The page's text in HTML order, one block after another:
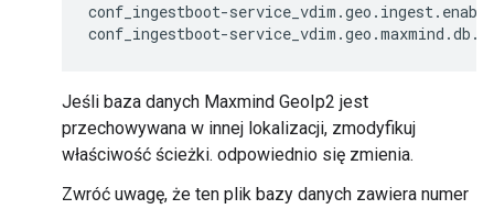
conf_ingestboot-
conf_ingestboot-
Jeśli baza danych Maxmind GeoIp2 jest
przechowywana w innej lokalizacji, zmodyfikuj
właściwość ścieżki. odpowiednio się zmienia.
Zwróć uwagę, że ten plik bazy danych zawiera numer